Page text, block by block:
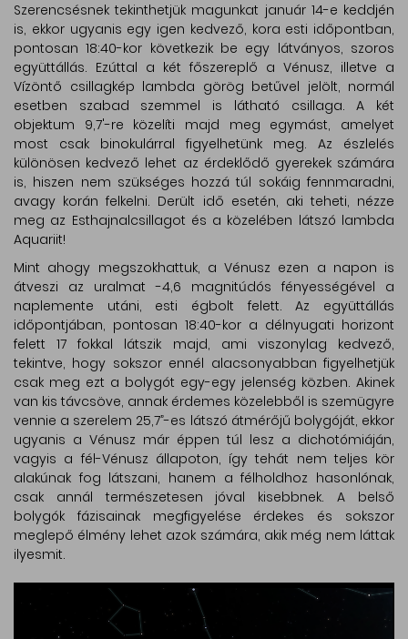
Szerencsésnek tekinthetjük magunkat január 14-e keddjén
is, ekkor ugyanis egy igen kedvező, kora esti időpontban,
pontosan 18:40-kor következik be egy látványos, szoros
együttállás. Ezúttal a két főszereplő a Vénusz, illetve a
Vízöntő csillagkép lambda görög betűvel jelölt, normál
esetben szabad szemmel is látható csillaga. A két
objektum 9,7'-re közelíti majd meg egymást, amelyet
most csak binokulárral figyelhetünk meg. Az észlelés
különösen kedvező lehet az érdeklődő gyerekek számára
is, hiszen nem szükséges hozzá túl sokáig fennmaradni,
avagy korán felkelni. Derült idő esetén, aki teheti, nézze
meg az Esthajnalcsillagot és a közelében látszó lambda
Aquariit!
Mint ahogy megszokhattuk, a Vénusz ezen a napon is
átveszi az uralmat -4,6 magnitúdós fényességével a
naplemente utáni, esti égbolt felett. Az együttállás
időpontjában, pontosan 18:40-kor a délnyugati horizont
felett 17 fokkal látszik majd, ami viszonylag kedvező,
tekintve, hogy sokszor ennél alacsonyabban figyelhetjük
csak meg ezt a bolygót egy-egy jelenség közben. Akinek
van kis távcsöve, annak érdemes közelebből is szemügyre
vennie a szerelem 25,7”-es látszó átmérőjű bolygóját, ekkor
ugyanis a Vénusz már éppen túl lesz a dichotómiáján,
vagyis a fél-Vénusz állapoton, így tehát nem teljes kör
alakúnak fog látszani, hanem a félholdhoz hasonlónak,
csak annál természetesen jóval kisebbnek. A belső
bolygók fázisainak megfigyelése érdekes és sokszor
meglepő élmény lehet azok számára, akik még nem láttak
ilyesmit.